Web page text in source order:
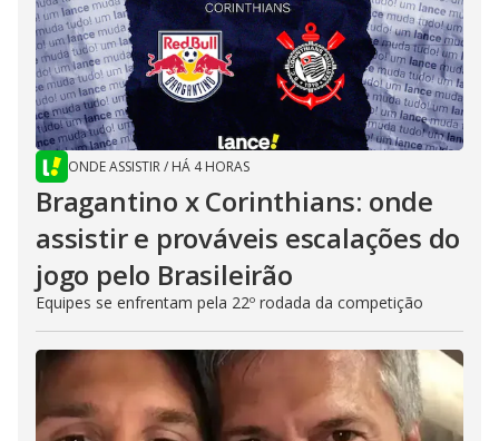
ONDE ASSISTIR/ HÁ 4 HORAS
Bragantino x Corinthians: onde
assistir e prováveis escalações do
jogo pelo Brasileirão
Equipes se enfrentam pela 22º rodada da competição